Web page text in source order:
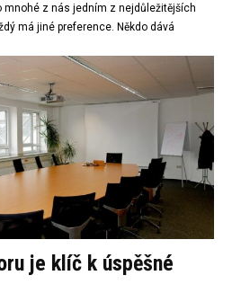
mnohé z nás jedním z nejdůležitějších
má jiné preference. Někdo dává
je klíč k úspěšné